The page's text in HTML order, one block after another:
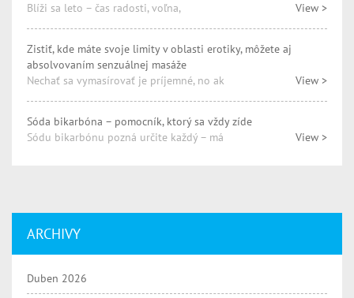
Blíži sa leto – čas radosti, voľna,
View >
Zistiť, kde máte svoje limity v oblasti erotiky, môžete aj
absolvovaním senzuálnej masáže
Nechať sa vymasírovať je príjemné, no ak
View >
Sóda bikarbóna – pomocník, ktorý sa vždy zíde
Sódu bikarbónu pozná určite každý – má
View >
ARCHIVY
Duben 2026